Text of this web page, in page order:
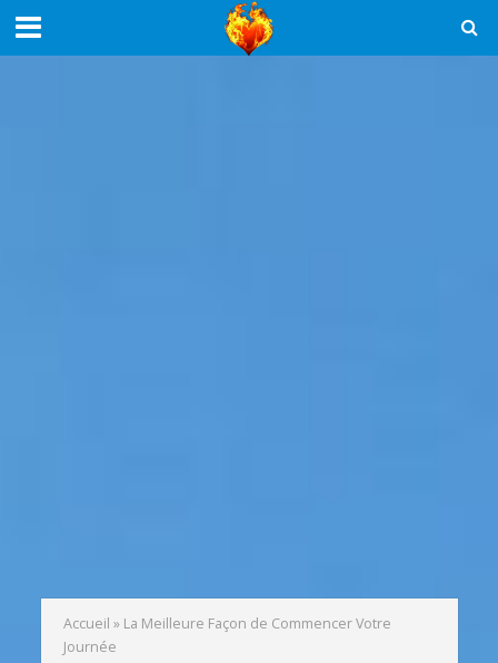
Accueil » La Meilleure Façon de Commencer Votre
Journée